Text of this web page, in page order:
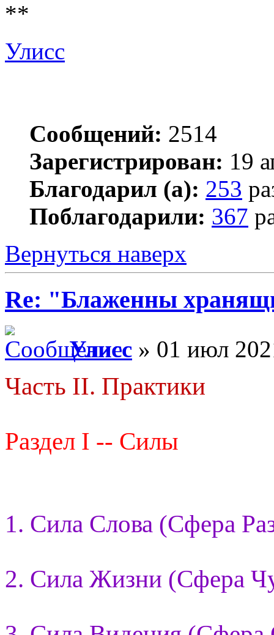
**
Улисс
Сообщений: 2514
Зарегистрирован: 19
Благодарил (а): 253
Поблагодарили: 367
Вернуться наверх
Re: "Блаженны
Улисс » 01 июл
Часть II. Практики
Раздел I -- Силы
1. Сила Слова (Сфера
2. Сила Жизни (Сфера